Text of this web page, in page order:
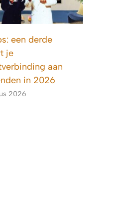
een derde
je
aan
in 2026
2026